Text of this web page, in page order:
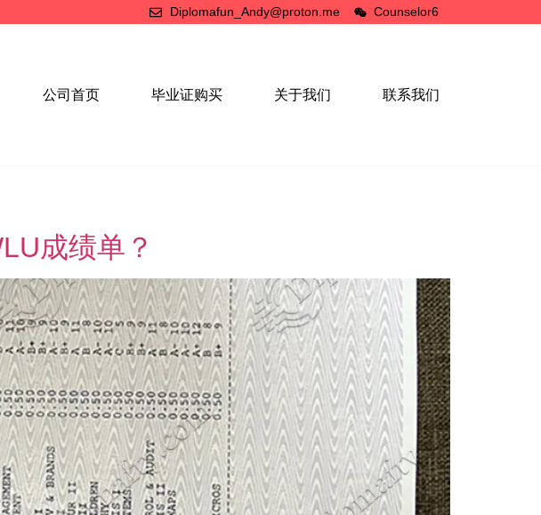
Diplomafun_Andy@proton.me Counselor6
公司首页 毕业证购买 关于我们 联系我们
成绩单？